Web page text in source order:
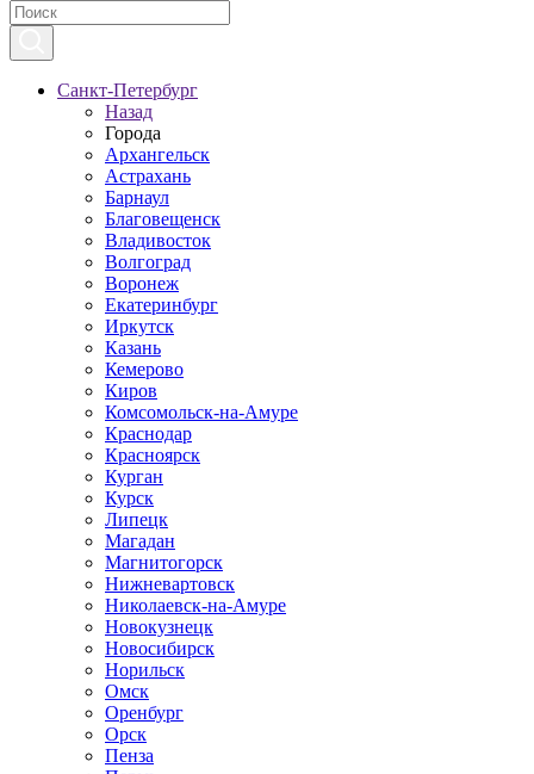
Санкт-Петербург
Назад
Города
Архангельск
Астрахань
Барнаул
Благовещенск
Владивосток
Волгоград
Воронеж
Екатеринбург
Иркутск
Казань
Кемерово
Киров
Комсомольск-на-Амуре
Краснодар
Красноярск
Курган
Курск
Липецк
Магадан
Магнитогорск
Нижневартовск
Николаевск-на-Амуре
Новокузнецк
Новосибирск
Норильск
Омск
Оренбург
Орск
Пенза